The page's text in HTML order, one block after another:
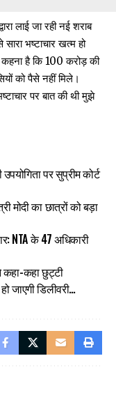
लाई जा रही नई शराब
भष्टाचार खत्म हो
है कि 100 करोड़ की
को पैसे नहीं मिले।
पर बात की थी मुझे
पर सुप्रीम कोर्ट
का छात्रों को बड़ा
NTA के 47 अधिकारी
कहा-कहा छुट्टी
जाएगी डिलीवरी…